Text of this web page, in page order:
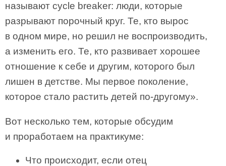
называют cycle breaker: люди, которые
разрывают порочный круг. Те, кто вырос
в одном мире, но решил не воспроизводить,
а изменить его. Те, кто развивает хорошее
отношение к себе и другим, которого был
лишен в детстве. Мы первое поколение,
которое стало растить детей по-другому».
Вот несколько тем, которые обсудим
и проработаем на практикуме:
Что происходит, если отец